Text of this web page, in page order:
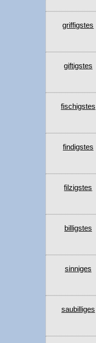
griffigstes
giftigstes
fischigstes
findigstes
filzigstes
billigstes
sinniges
saubilliges